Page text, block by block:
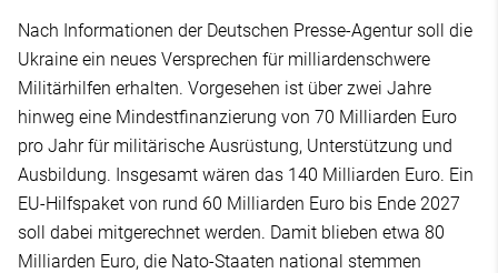
Nach Informationen der Deutschen Presse-Agentur soll die
Ukraine ein neues Versprechen für milliardenschwere
Militärhilfen erhalten. Vorgesehen ist über zwei Jahre
hinweg eine Mindestfinanzierung von 70 Milliarden Euro
pro Jahr für militärische Ausrüstung, Unterstützung und
Ausbildung. Insgesamt wären das 140 Milliarden Euro. Ein
EU-Hilfspaket von rund 60 Milliarden Euro bis Ende 2027
soll dabei mitgerechnet werden. Damit blieben etwa 80
Milliarden Euro, die Nato-Staaten national stemmen